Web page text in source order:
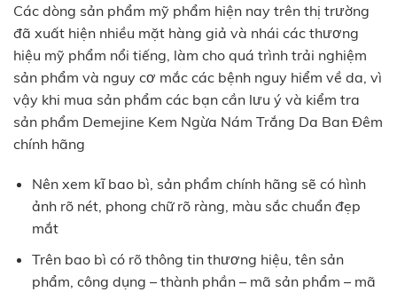
Các dòng sản phẩm mỹ phẩm hiện nay trên thị trường
đã xuất hiện nhiều mặt hàng giả và nhái các thương
hiệu mỹ phẩm nổi tiếng, làm cho quá trình trải nghiệm
sản phẩm và nguy cơ mắc các bệnh nguy hiểm về da, vì
vậy khi mua sản phẩm các bạn cần lưu ý và kiểm tra
sản phẩm Demejine Kem Ngừa Nám Trắng Da Ban Đêm
chính hãng
Nên xem kĩ bao bì, sản phẩm chính hãng sẽ có hình
ảnh rõ nét, phong chữ rõ ràng, màu sắc chuẩn đẹp
mắt
Trên bao bì có rõ thông tin thương hiệu, tên sản
phẩm, công dụng – thành phần – mã sản phẩm – mã